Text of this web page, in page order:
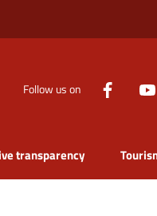
Follow us on
transparency